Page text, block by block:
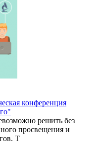
конференция
решить без
просвещения и
Т